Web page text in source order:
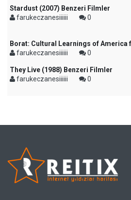
Stardust (2007) Benzeri Filmler
farukeczanesiiiiii
0
Borat: Cultural Learnings of
farukeczanesiiiiii
0
They Live (1988) Benzeri Filmler
farukeczanesiiiiii
0